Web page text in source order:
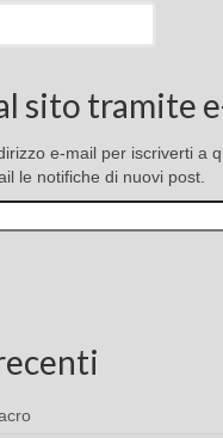
sito tramite
e-mail per iscriverti a
le notifiche di nuovi post.